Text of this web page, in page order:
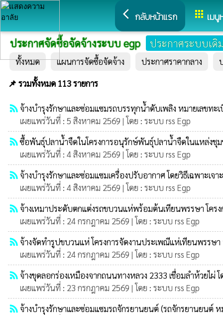
arrow_back_ios กลับหน้าแรก apps เม
ประกาศจัดซื้อจัดจ้างระบบ egp
ประกาศระบบเดิ
ทั้งหมด แผนการจัดซื้อจัดจ้าง ประกาศราคากลาง
📌 รวมทั้งหมด 113 รายการ
rss_feed จ้างบำรุงรักษาและซ่อมแซมรถบรรทุกน้ำดับเพลิง หมายเลขทะ
เผยแพร่วันที่ : 5 สิงหาคม 2569 | โดย : ระบบ rss Egp
rss_feedซื้อพันธุ์ปลาน้ำจืดในโครงการอนุรักษ์พันธุ์ปลาน้ำจืดในแหล่งชุ
เผยแพร่วันที่ : 4 สิงหาคม 2569 | โดย : ระบบ rss Egp
rss_feed จ้างบำรุงรักษาและซ่อมแซมเครื่องปรับอากาศ โดยวิธีเฉพาะเจา
เผยแพร่วันที่ : 4 สิงหาคม 2569 | โดย : ระบบ rss Egp
rss_feed จ้างเหมาประดับตกแต่งรถขบวนแห่พร้อมต้นเทียนพรรษา โคร
เผยแพร่วันที่ : 24 กรกฎาคม 2569 | โดย : ระบบ rss Egp
rss_feed จ้างจัดทำรูปขบวนแห่ โครงการจัดงานประเพณีแห่เทียนพรรษ
เผยแพร่วันที่ : 24 กรกฎาคม 2569 | โดย : ระบบ rss Egp
rss_feed จ้างขุดลอกร่องเหมืองจากถนนทางหลวง 2333 เชื่อมลำห้วยไผ่ โ
เผยแพร่วันที่ : 23 กรกฎาคม 2569 | โดย : ระบบ rss Egp
rss_feed จ้างบำรุงรักษาและซ่อมแซมรถจักรยานยนต์ (รถจักรยานยนต์